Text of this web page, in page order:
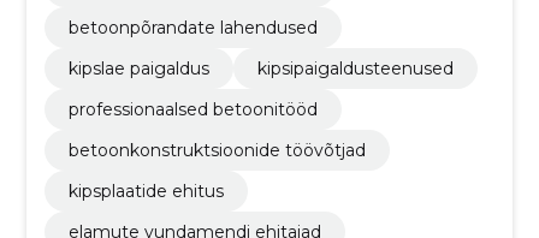
betoonpõrandate lahendused
kipslae paigaldus
kipsipaigaldusteenused
professionaalsed betoonitööd
betoonkonstruktsioonide töövõtjad
kipsplaatide ehitus
elamute vundamendi ehitajad